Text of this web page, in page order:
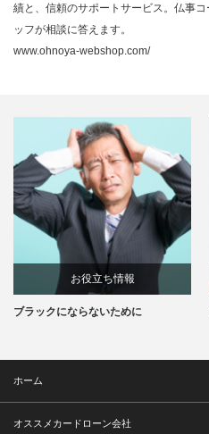
績と、信頼のサポートサービス。仏事
ッフが相談に答えます。
www.ohnoya-webshop.com/
お役立ち情報
ブラックにならないために
ホーム
オススメカードローン会社